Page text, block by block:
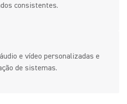
consistentes.
e vídeo personalizadas e
de sistemas.